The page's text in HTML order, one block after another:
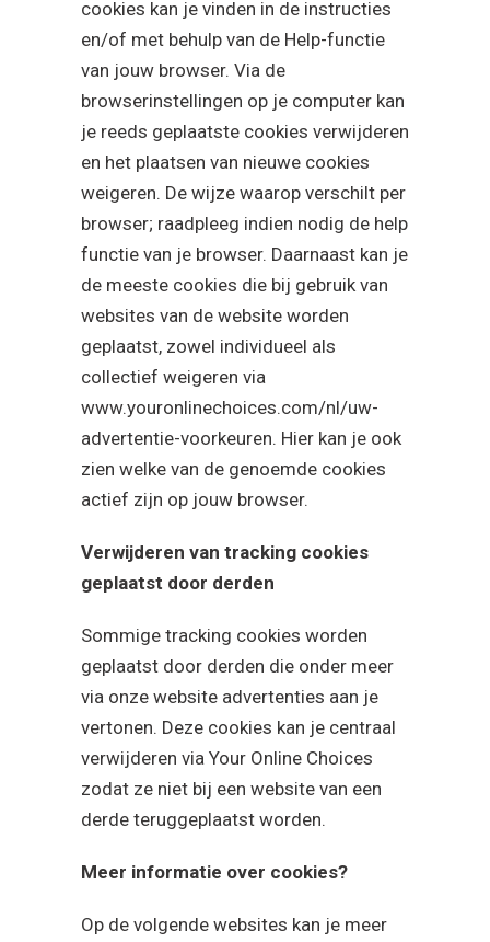
cookies kan je vinden in de instructies
en/of met behulp van de Help-functie
van jouw browser. Via de
browserinstellingen op je computer kan
je reeds geplaatste cookies verwijderen
en het plaatsen van nieuwe cookies
weigeren. De wijze waarop verschilt per
browser; raadpleeg indien nodig de help
functie van je browser. Daarnaast kan je
de meeste cookies die bij gebruik van
websites van de website worden
geplaatst, zowel individueel als
collectief weigeren via
www.youronlinechoices.com/nl/uw-
advertentie-voorkeuren. Hier kan je ook
zien welke van de genoemde cookies
actief zijn op jouw browser.
Verwijderen van tracking cookies
geplaatst door derden
Sommige tracking cookies worden
geplaatst door derden die onder meer
via onze website advertenties aan je
vertonen. Deze cookies kan je centraal
verwijderen via Your Online Choices
zodat ze niet bij een website van een
derde teruggeplaatst worden.
Meer informatie over cookies?
Op de volgende websites kan je meer